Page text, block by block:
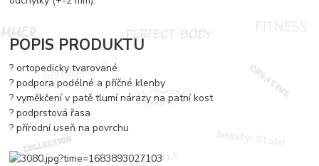
POPIS PRODUKTU
? ortopedicky tvarované
? podpora podélné a příčné klenby
? vyměkčení v patě tlumí nárazy na patní kost
? podprstová řasa
? přírodní useň na povrchu